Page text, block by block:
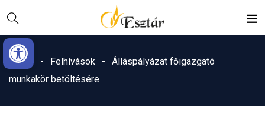
Eszköztár megnyitása
Content
navigációhoz
Home
Felhívások
Álláspályázat főigazgató
munkakör betöltésére